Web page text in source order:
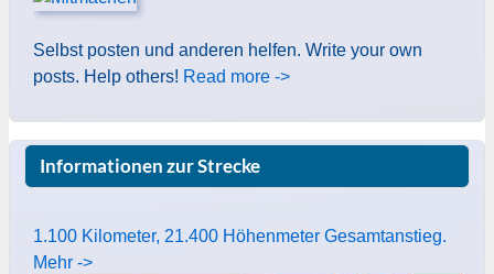
Selbst posten und anderen helfen. Write your own
posts. Help others! Read more ->
Informationen zur Strecke
1.100 Kilometer, 21.400 Höhenmeter Gesamtanstieg.
Mehr ->